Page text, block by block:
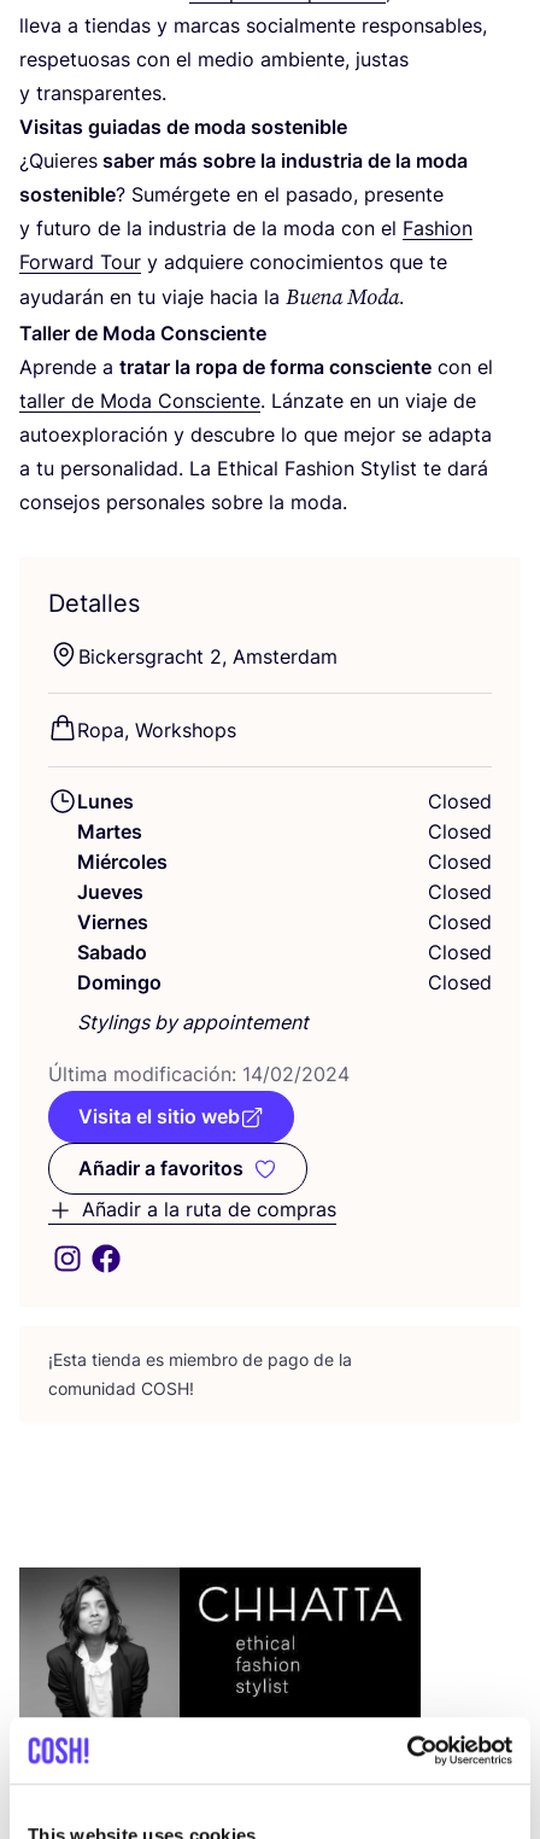
lle­va a tien­das y mar­cas social­men­te res­pon­sa­bles,
res­pe­tuo­sas con el medio ambien­te, jus­tas
y transparentes.
Visi­tas guia­das de moda sostenible
¿Quie­res saber más sobre la indus­tria de la moda
sos­te­ni­ble? Sumér­ge­te en el pasa­do, pre­sen­te
y futu­ro de la indus­tria de la moda con el Fashion
For­ward Tour y adquie­re cono­ci­mien­tos que te
ayu­da­rán en tu via­je hacia la Bue­na Moda.
Taller de Moda Consciente
Apren­de a tra­tar la ropa de for­ma cons­cien­te con el
taller de Moda Cons­cien­te. Lán­za­te en un via­je de
auto­ex­plo­ra­ción y des­cu­bre lo que mejor se adap­ta
a tu per­so­na­li­dad. La Ethi­cal Fashion Sty­list te dará
con­se­jos per­so­na­les sobre la moda.
Detalles
Bic­kers­gracht 2, Amsterdam
Ropa, Workshops
Lunes
Closed
Martes
Closed
Miércoles
Closed
Jueves
Closed
Viernes
Closed
Sabado
Closed
Domingo
Closed
Stylings by appointement
Últi­ma modi­fi­ca­ción: 14/02/2024
Visita el sitio web
Añadir a favoritos
Añadir a favoritos
Añadir a la ruta de compras
¡Esta tien­da es miem­bro de pago de la
comu­ni­dad COSH!